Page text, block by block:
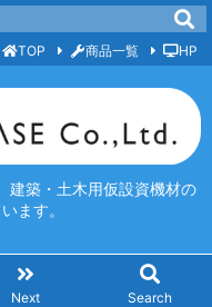
建築・土木用仮設資機材の
ます。
Next Search
TOP 商品一覧 HP